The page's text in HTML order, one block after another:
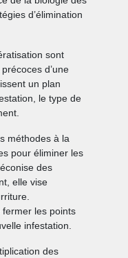
d’élimination
sont
d’une
un plan
le type de
méthodes à la
pour éliminer les
des
elle vise
fermer les points
infestation.
des